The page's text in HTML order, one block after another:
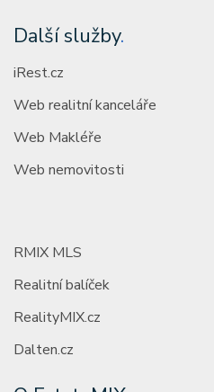
Další služby.
iRest.cz
Web realitní kanceláře
Web Makléře
Web nemovitosti
RMIX MLS
Realitní balíček
RealityMIX.cz
Dalten.cz